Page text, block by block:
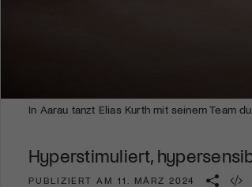
seconds
minutes,
secondsVolume
In Aarau tanzt Elias Kurth mit seinem Team
Hyperstimuliert,
PUBLIZIERT AM 11. MÄRZ 2024
Mit deiner